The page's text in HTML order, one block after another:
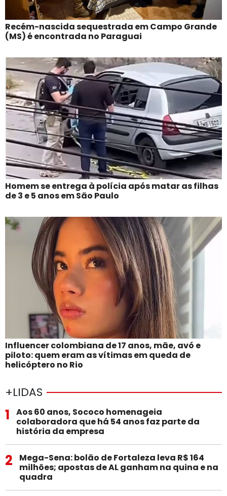
Recém-nascida sequestrada em Campo Grande
(MS) é encontrada no Paraguai
Homem se entrega à polícia após matar as filhas
de 3 e 5 anos em São Paulo
Influencer colombiana de 17 anos, mãe, avó e
piloto: quem eram as vítimas em queda de
helicóptero no Rio
+LIDAS
1
Aos 60 anos, Sococo homenageia
colaboradora que há 54 anos faz parte da
história da empresa
2
Mega-Sena: bolão de Fortaleza leva R$ 164
milhões; apostas de AL ganham na quina e na
quadra